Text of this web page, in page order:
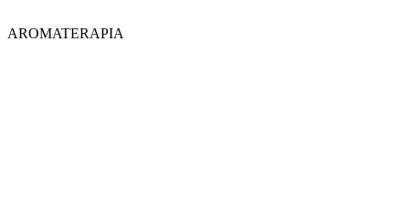
AROMATERAPIA